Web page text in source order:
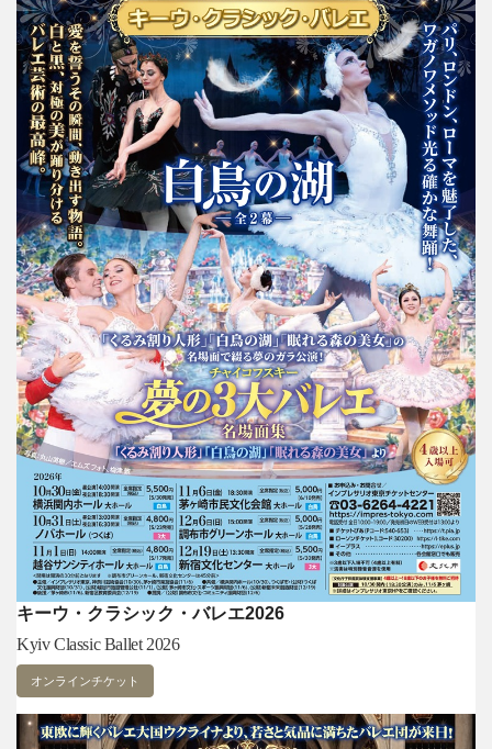
キーウ・クラシック・バレエ2026
Kyiv Classic Ballet 2026
オンラインチケット